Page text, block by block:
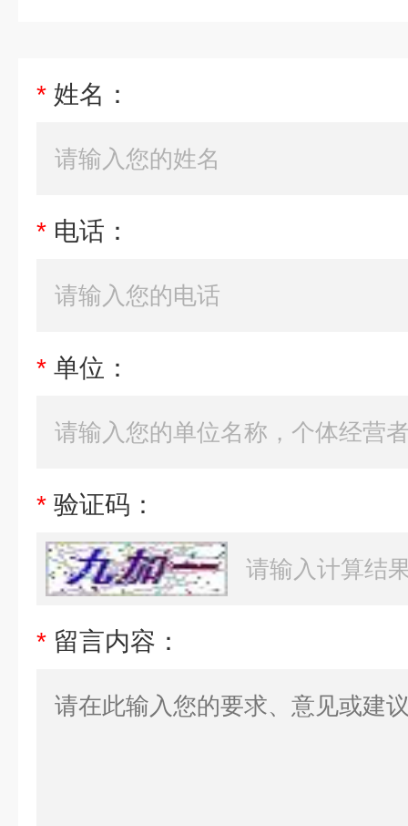
* 姓名：
* 电话：
* 单位：
* 验证码：
* 留言内容：